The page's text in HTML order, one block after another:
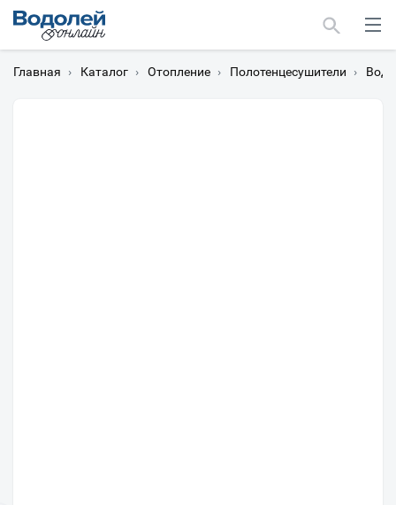
Главная › Каталог › Отопление › Полотенцесушители ›